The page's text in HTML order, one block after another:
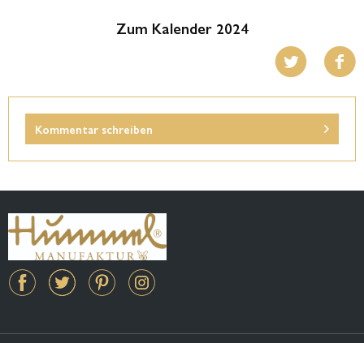
Zum Kalender 2024
Kommentar schreiben